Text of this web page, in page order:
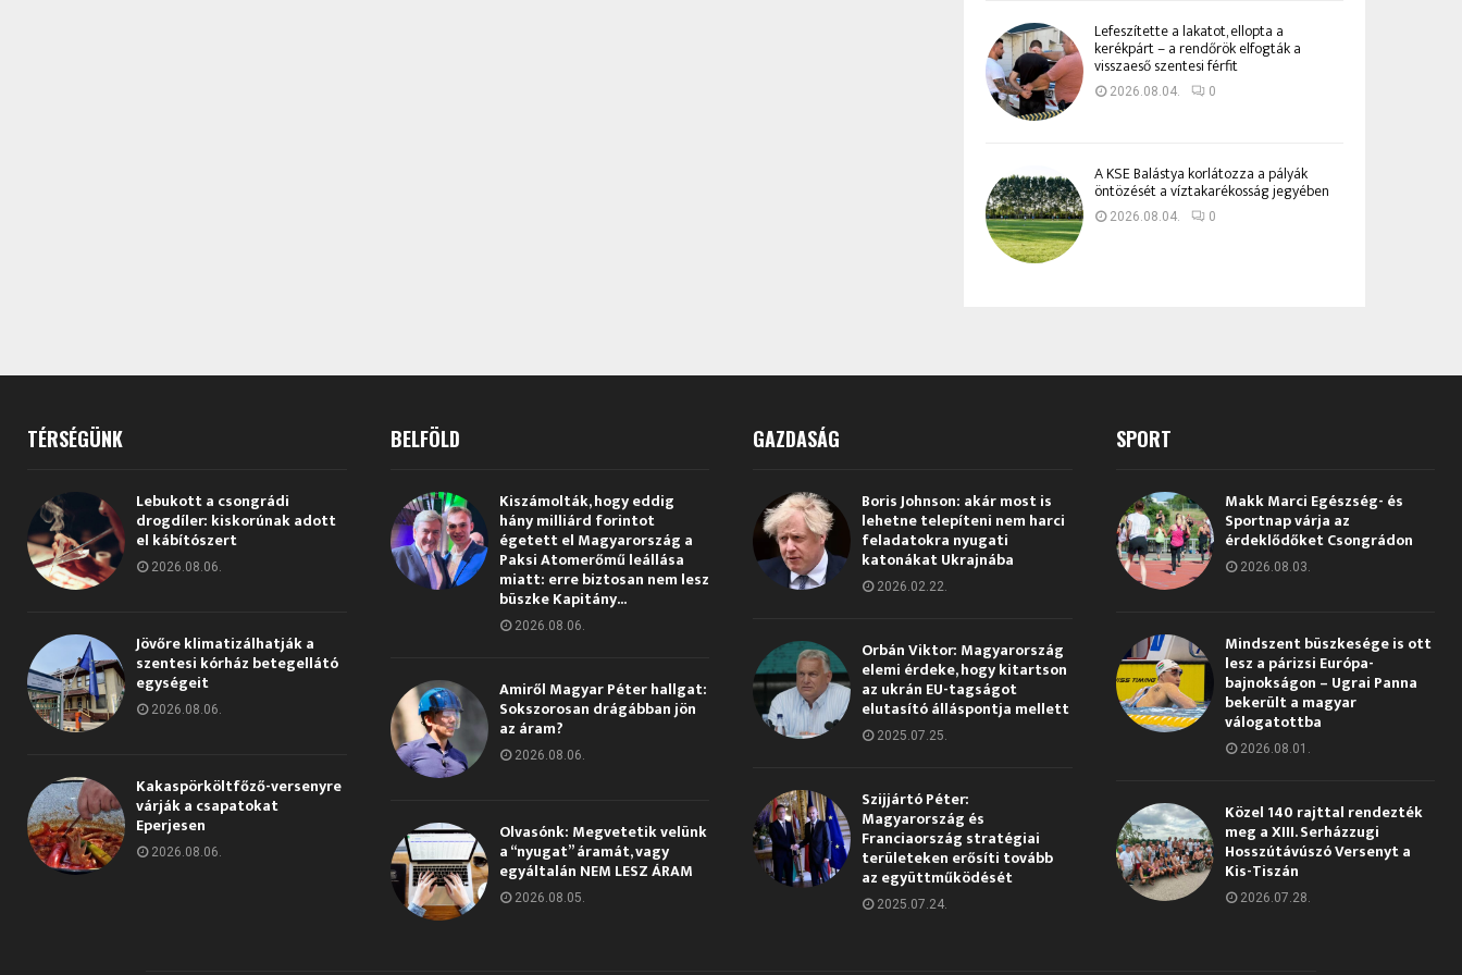
Lefeszítette a lakatot, ellopta a
kerékpárt – a rendőrök elfogták a
visszaeső szentesi férfit
2026.08.04. 0
A KSE Balástya korlátozza a pályák
öntözését a víztakarékosság jegyében
2026.08.04. 0
TÉRSÉGÜNK
Lebukott a csongrádi
drogdíler: kiskorúnak adott
el kábítószert
2026.08.06.
Jövőre klimatizálhatják a
szentesi kórház betegellátó
egységeit
2026.08.06.
Kakaspörköltfőző-versenyre
várják a csapatokat
Eperjesen
2026.08.06.
BELFÖLD
Kiszámolták, hogy eddig
hány milliárd forintot
égetett el Magyarország a
Paksi Atomerőmű leállása
miatt: erre biztosan nem lesz
büszke Kapitány...
2026.08.06.
Amiről Magyar Péter hallgat:
Sokszorosan drágábban jön
az áram?
2026.08.06.
Olvasónk: Megvetetik velünk
a “nyugat” áramát, vagy
egyáltalán NEM LESZ ÁRAM
2026.08.05.
GAZDASÁG
Boris Johnson: akár most is
lehetne telepíteni nem harci
feladatokra nyugati
katonákat Ukrajnába
2026.02.22.
Orbán Viktor: Magyarország
elemi érdeke, hogy kitartson
az ukrán EU-tagságot
elutasító álláspontja mellett
2025.07.25.
Szijjártó Péter:
Magyarország és
Franciaország stratégiai
területeken erősíti tovább
az együttműködését
2025.07.24.
SPORT
Makk Marci Egészség- és
Sportnap várja az
érdeklődőket Csongrádon
2026.08.03.
Mindszent büszkesége is ott
lesz a párizsi Európa-
bajnokságon – Ugrai Panna
bekerült a magyar
válogatottba
2026.08.01.
Közel 140 rajttal rendezték
meg a XIII. Serházzugi
Hosszútávúszó Versenyt a
Kis-Tiszán
2026.07.28.